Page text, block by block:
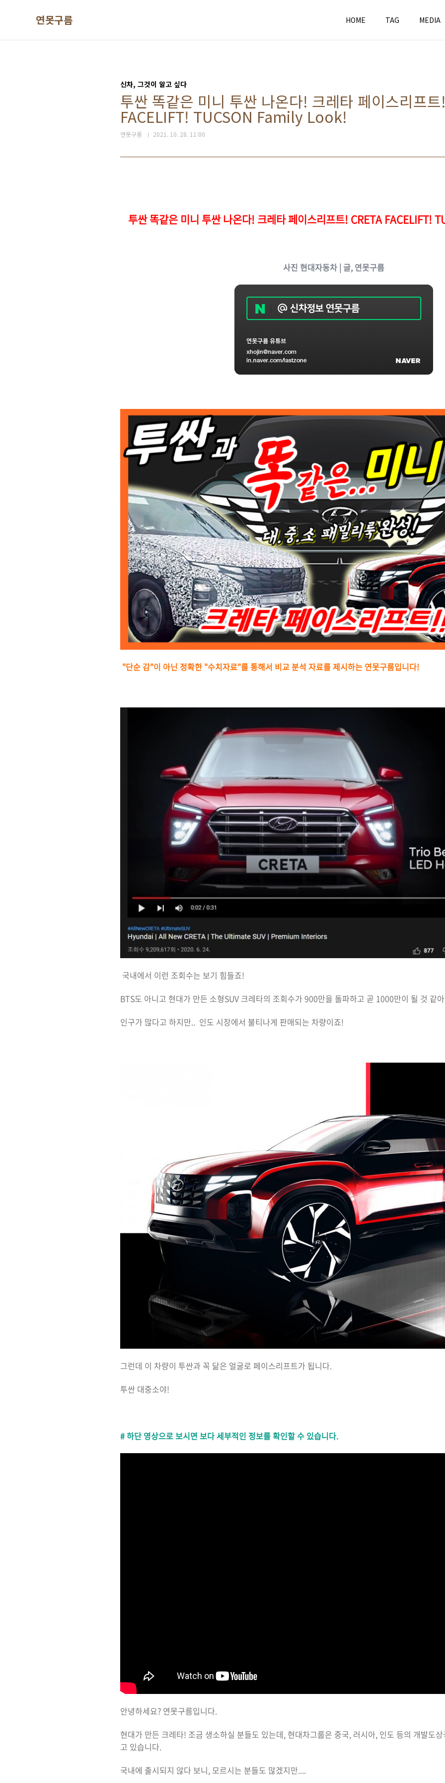
연못구름 HOME TAG MEDIA
신차, 그것이 알고 싶다
투싼 똑같은 미니 투싼 나온다! 크레타 페이스리프
FACELIFT! TUCSON Family Look!
연못구름 2021. 10. 28. 11:00
투싼 똑같은 미니 투싼 나온다! 크레타 페이스리프트! CRETA FACELIFT!
사진 현대자동차 | 글, 연못구름
"단순 감"이 아닌 정확한 "수치자료"를 통해서 비교 분석 자료를 제시하는 연못구름입니다!
국내에서 이런 조회수는 보기 힘들죠!
BTS도 아니고 현대가 만든 소형SUV 크레타의 조회수가 900만을 돌파하고 곧 1000만이 될 것 같
인구가 많다고 하지만.. 인도 시장에서 불티나게 판매되는 차량이죠!
그런데 이 차량이 투싼과 꼭 닮은 얼굴로 페이스리프트가 됩니다.
투싼 대중소야!
# 하단 영상으로 보시면 보다 세부적인 정보를 확인할 수 있습니다.
안녕하세요? 연못구름입니다.
현대가 만든 크레타! 조금 생소하실 분들도 있는데, 현대차그룹은 중국, 러시아, 인도 등의 개발도
고 있습니다.
국내에 출시되지 않다 보니, 모르시는 분들도 많겠지만....